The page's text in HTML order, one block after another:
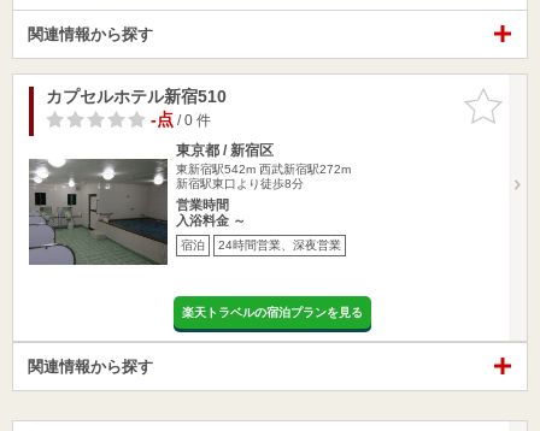
関連情報から探す
お気に入
りに追加
カプセルホテル新宿510
-点/ 0 件
東京都 / 新宿区
東新宿駅542m 西武新宿駅272m
新宿駅東口より徒歩8分
営業時間
入浴料金 ～
宿泊 24時間営業、深夜営業
楽天トラベルの宿泊プランを見る
関連情報から探す